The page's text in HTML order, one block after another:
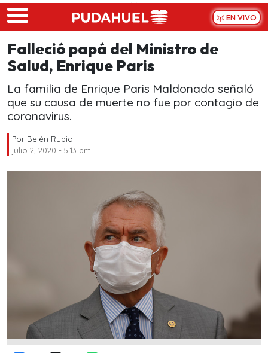
Skip to main content
EN VIVO
Falleció papá del Ministro de
Salud, Enrique Paris
La familia de Enrique Paris Maldonado señaló
que su causa de muerte no fue por contagio de
coronavirus.
Por Belén Rubio
julio 2, 2020 - 5:13 pm